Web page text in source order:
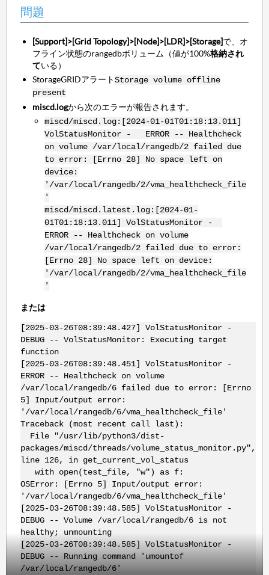
問題
[Support]>[Grid Topology]>[Node]>[LDR]>[Storage]で、オ
フライン状態のrangedbボリューム（値が100%格納され
ている）
StorageGRIDアラートStorage volume offline
present
miscd.logから次のエラーが報告されます。
miscd/miscd.log:[2024-01-01T01:18:13.011]
VolStatusMonitor - ERROR -- Healthcheck
on volume /var/local/rangedb/2 failed due
to error: [Errno 28] No space left on
device:
'/var/local/rangedb/2/vma_healthcheck_file
'
miscd/miscd.latest.log:[2024-01-
01T01:18:13.011] VolStatusMonitor -
ERROR -- Healthcheck on volume
/var/local/rangedb/2 failed due to error:
[Errno 28] No space left on device:
'/var/local/rangedb/2/vma_healthcheck_file
'
または
[2025-03-26T08:39:48.427] VolStatusMonitor -
DEBUG -- VolStatusMonitor: Executing target
function
[2025-03-26T08:39:48.451] VolStatusMonitor -
ERROR -- Healthcheck on volume
/var/local/rangedb/6 failed due to error: [Errno
5] Input/output error:
'/var/local/rangedb/6/vma_healthcheck_file'
Traceback (most recent call last):
File "/usr/lib/python3/dist-
packages/miscd/threads/volume_status_monitor.py",
line 126, in get_current_vol_status
with open(test_file, "w") as f:
OSError: [Errno 5] Input/output error:
'/var/local/rangedb/6/vma_healthcheck_file'
[2025-03-26T08:39:48.585] VolStatusMonitor -
DEBUG -- Volume /var/local/rangedb/6 is not
healthy; unmounting
[2025-03-26T08:39:48.585] VolStatusMonitor -
DEBUG -- Running command 'umountof
/var/local/rangedb/6'